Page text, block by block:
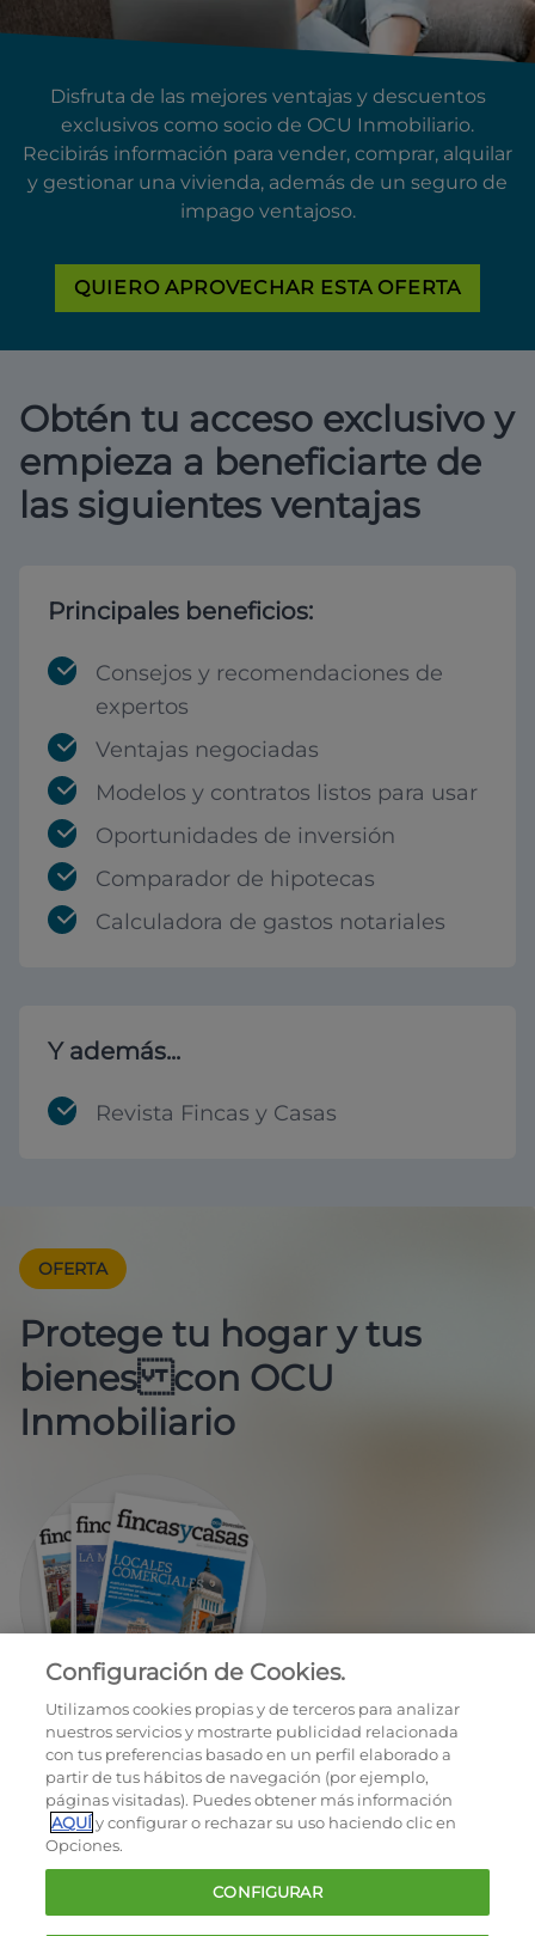
Disfruta de las mejores ventajas y descuentos
exclusivos como socio de OCU Inmobiliario.
Recibirás información para vender, comprar, alquilar
y gestionar una vivienda, además de un seguro de
impago ventajoso.
QUIERO APROVECHAR ESTA OFERTA
Obtén tu acceso exclusivo y
empieza a beneficiarte de
las siguientes ventajas
Principales beneficios:
Consejos y recomendaciones de
expertos
Ventajas negociadas
Modelos y contratos listos para usar
Oportunidades de inversión
Comparador de hipotecas
Calculadora de gastos notariales
Y además...
Revista Fincas y Casas
OFERTA
Protege tu hogar y tus
bienes con OCU
Inmobiliario
EN REGALO LA REVISTA BIMESTRAL
OCU © 2026
Cookies
Configuración de Cookies.
Utilizamos cookies propias y de terceros para analizar
nuestros servicios y mostrarte publicidad relacionada
con tus preferencias basado en un perfil elaborado a
partir de tus hábitos de navegación (por ejemplo,
páginas visitadas). Puedes obtener más información
AQUÍy configurar o rechazar su uso haciendo clic en
Opciones.
CONFIGURAR